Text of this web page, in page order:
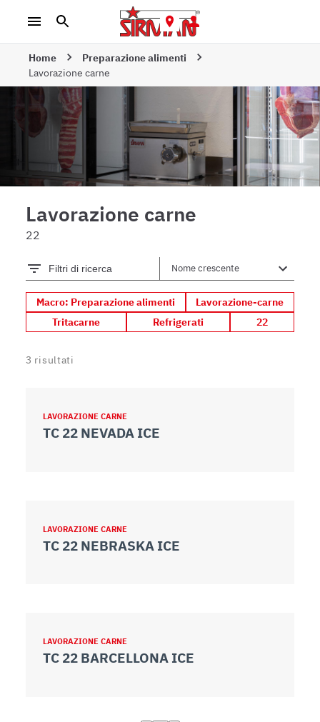
Home
Preparazione alimenti
Lavorazione carne
Lavorazione carne
22
Filtri di ricerca
Macro: Preparazione alimenti
Lavorazione-carne
Tritacarne
Refrigerati 22
3 risultati
LAVORAZIONE CARNE
TC 22 NEVADA ICE
LAVORAZIONE CARNE
TC 22 NEBRASKA ICE
LAVORAZIONE CARNE
TC 22 BARCELLONA ICE